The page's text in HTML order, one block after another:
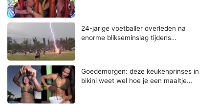
24-jarige voetballer overleden na
enorme blikseminslag tijdens…
Goedemorgen: deze keukenprinses in
bikini weet wel hoe je een maaltje…